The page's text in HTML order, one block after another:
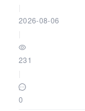
2026-08-06
231
0